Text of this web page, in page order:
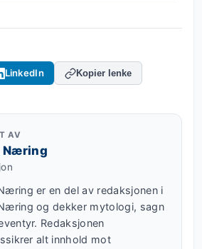
LinkedIn Kopier lenke
AV
Næring
er en del av redaksjonen i
og dekker mytologi, sagn
Redaksjonen
alt innhold mot